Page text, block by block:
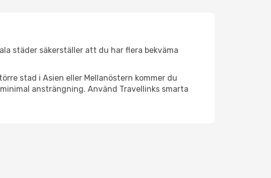
städer säkerställer att du har flera bekväma
stad i Asien eller Mellanöstern kommer du
ansträngning. Använd Travellinks smarta